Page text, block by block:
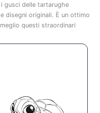
i gusci delle tartarughe
e disegni originali. È un ottimo
meglio questi straordinari